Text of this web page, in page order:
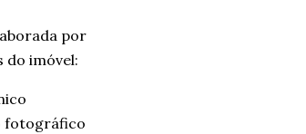
por
do imóvel:
fotográfico